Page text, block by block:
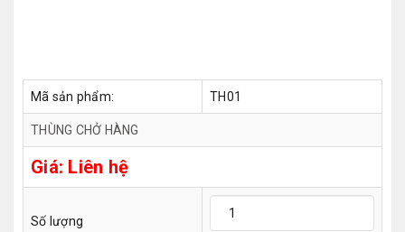
Mã sản phẩm: TH01
THÙNG CHỞ HÀNG
Giá: Liên hệ
Số lượng